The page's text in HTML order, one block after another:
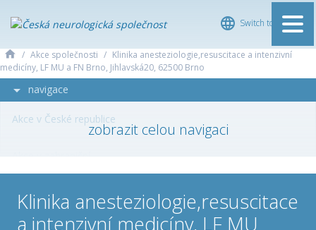
Switch to English
ČESKÁ
NEUROLOGICKÁ
SPOLEČNOST
/ Akce společnosti / Klinika anesteziologie,resuscitace a intenzivní
medicíny, LF MU a FN Brno, Jihlavská20, 62500 Brno
navigace
Akce v České republice
Odborné akce
Klinika anesteziologie,resuscitace
a intenzivní medicíny, LF MU